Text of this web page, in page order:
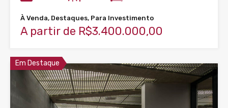
À Venda, Destaques, Para Investimento
A partir de R$3.400.000,00
Em Destaque